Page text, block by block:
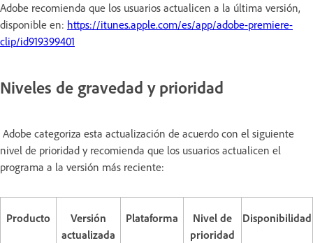
Adobe recomienda que los usuarios actualicen a la última versión,
disponible en: https://itunes.apple.com/es/app/adobe-premiere-
clip/id919399401
Niveles de gravedad y prioridad
Adobe categoriza esta actualización de acuerdo con el siguiente
nivel de prioridad y recomienda que los usuarios actualicen el
programa a la versión más reciente:
Producto
Versión
actualizada
Plataforma
Nivel de
prioridad
Disponibilidad